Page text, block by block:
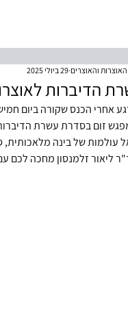
הדיברות
האוצרות והאוצרים 29 ביולי 2025
אחרי הכנס שקורה ביום חמישי ה-1.8, בשעה 10:30
זום בסדרת עשרת
עולמות של בינה מלאכותית,
ליאור זלמנסון מחכה לכם